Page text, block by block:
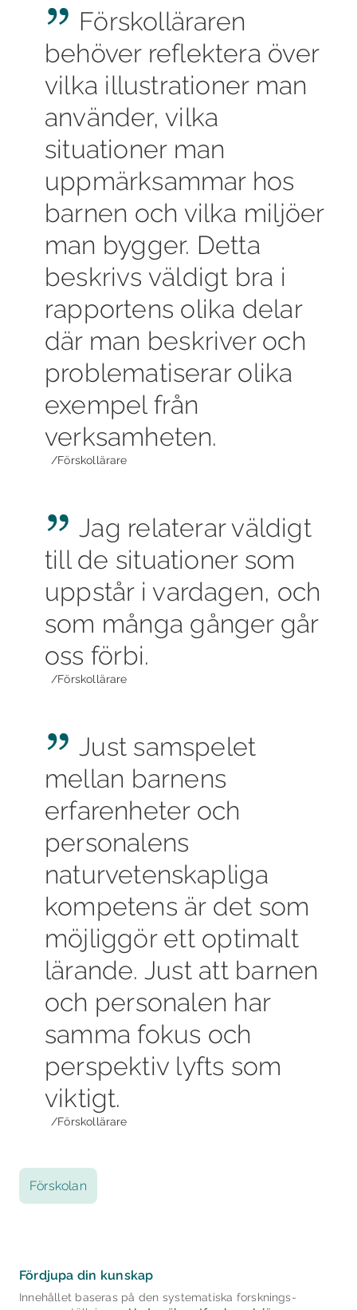
Förskolläraren
behöver reflektera över
vilka illustrationer man
använder, vilka
situationer man
uppmärksammar hos
barnen och vilka miljöer
man bygger. Detta
beskrivs väldigt bra i
rapportens olika delar
där man beskriver och
problematiserar olika
exempel från
verksamheten.
/Förskollärare
Jag relaterar väldigt
till de situationer som
uppstår i vardagen, och
som många gånger går
oss förbi.
/Förskollärare
Just samspelet
mellan barnens
erfarenheter och
personalens
naturvetenskapliga
kompetens är det som
möjliggör ett optimalt
lärande. Just att barnen
och personalen har
samma fokus och
perspektiv lyfts som
viktigt.
/Förskollärare
Förskolan
Fördjupa din kunskap
Innehållet baseras på den systematiska forsknings­